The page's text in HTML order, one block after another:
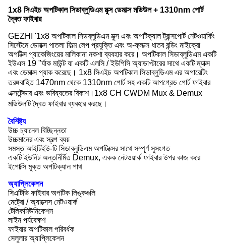
1x8 সিএইচ অপটিকাল সিডাব্লুডিএম মুক্স ডেমাক্স মডিউল + 1310nm পোর্ট
দ্বৈত ফাইবার
GEZHI '1x8 অপটিকাল সিডব্লুডিএম মুক্স এবং অপটিক্যাল ট্রান্সপোর্ট নেটওয়ার্কিং
সিস্টেমে ডেমাক্স পাতলা ফিল্ম লেপ প্রযুক্তি এবং অ-ফ্লাক্স ধাতব বন্ডিং মাইক্রো
অপটিক্স প্যাকেজিংয়ের মালিকানা নকশা ব্যবহার করে। অপটিকাল সিডাব্লুডিএম একটি
ইউএস 19 "র্যাক মাউন্ট যা একটি এলসি / ইউপিসি অ্যাডাপ্টারের সাথে একটি ম্যাক্স
এবং ডেমাক্স প্যাক করেছে। 1x8 সিএইচ অপটিকাল সিডাব্লুডিএম এর অপারেটিং
তরঙ্গবাহিত 1470nm থেকে 1310nm পোর্ট সহ একটি আপগ্রেড পোর্টফাইবার
এক্সটেন্ডার এবং ভবিষ্যতের বিকাশ। 1x8 CH CWDM Mux & Demux
মডিউলটি দ্বৈত ফাইবার ব্যবহার করছে।
বৈশিষ্ট্য
উচ্চ চ্যানেল বিচ্ছিন্নতা
উচ্চমানের এবং স্বল্প ব্যয়
সমস্ত আইটিইউ-টি সিডাব্লুডিএম অপটিক্সের সাথে সম্পূর্ণ সুসংগত
একটি ইউনিট অন্তর্নির্মিত Demux, একক নেটওয়ার্ক ফাইবার উপর কাজ করে
ইপোক্সি মুক্ত অপটিক্যাল পাথ
অ্যাপ্লিকেশন
সিএটিভি ফাইবার অপটিক লিঙ্কগুলি
মেট্রো / অ্যাক্সেস নেটওয়ার্ক
টেলিকমিউনিকেশন
লাইন পর্যবেক্ষণ
ফাইবার অপটিকাল পরিবর্ধক
সেলুলার অ্যাপ্লিকেশন